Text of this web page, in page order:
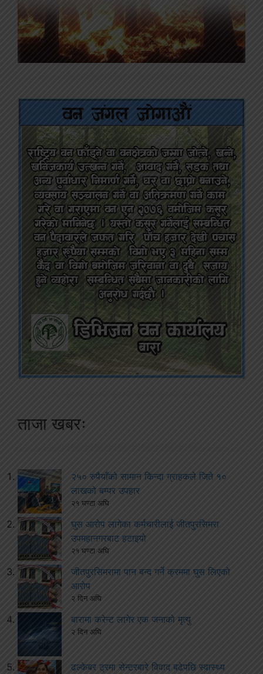
ताजा खबरः
२५० रुपैयाँको सामान किन्दा ग्राहकले जिते १०
लाखको बम्पर उपहार
२१ घण्टा अघि
घुस आरोप लागेका कर्मचारीलाई जीतपुरसिमरा
उपमहानगरबाट हटाइयो
२१ घण्टा अघि
जीतपुरसिमरामा पान बन्द गर्ने क्रममा घुस लिएको
आरोप
२ दिन अघि
बारामा करेन्ट लागेर एक जनाको मृत्यु
२ दिन अघि
ढल्केबर ट्रमा सेन्टरबारे विवाद बढेपछि स्वास्थ्य